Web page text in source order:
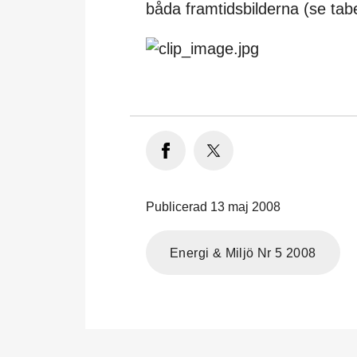
båda framtidsbilderna (se
Publicerad 13 maj 2008
Energi & Miljö Nr 5 2008